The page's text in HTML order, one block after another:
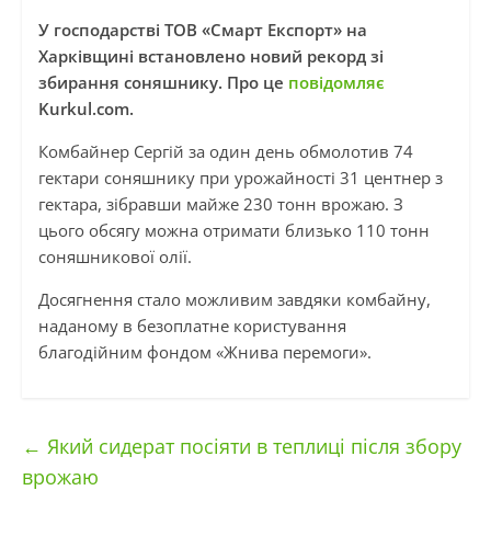
У господарстві ТОВ «Смарт Експорт» на
Харківщині встановлено новий рекорд зі
збирання соняшнику. Про це повідомляє
Kurkul.com.
Комбайнер Сергій за один день обмолотив 74
гектари соняшнику при урожайності 31 центнер з
гектара, зібравши майже 230 тонн врожаю. З
цього обсягу можна отримати близько 110 тонн
соняшникової олії.
Досягнення стало можливим завдяки комбайну,
наданому в безоплатне користування
благодійним фондом «Жнива перемоги».
← Який сидерат посіяти в теплиці після збору
врожаю